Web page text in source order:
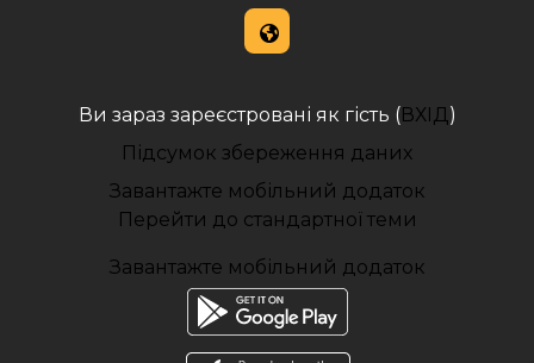
Ви зараз зареєстровані як гість (ВХІД )
Підсумок збереження даних
Завантажте мобільний додаток
Перейти до стандартної теми
Завантажте мобільний додаток